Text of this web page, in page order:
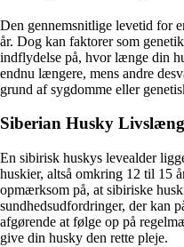
Den gennemsnitlige levetid for
år. Dog kan faktorer som
indflydelse på, hvor længe din
endnu længere, mens andre
grund af sygdomme eller
Siberian Husky
En sibirisk huskys levealder
huskier, altså omkring 12 til 15
opmærksom på, at sibiriske
sundhedsudfordringer, der kan
afgørende at følge op på
give din husky den rette pleje.